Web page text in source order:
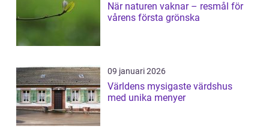
När naturen vaknar – resmål för
vårens första grönska
09 januari 2026
Världens mysigaste värdshus
med unika menyer